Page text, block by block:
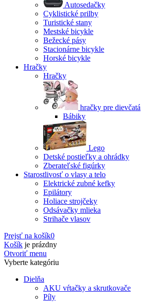
Autosedačky
Cyklistické prilby
Turistické stany
Mestské bicykle
Bežecké pásy
Stacionárne bicykle
Horské bicykle
Hračky
Hračky
hračky pre dievčatá
Bábiky
Lego
Detské postieľky a ohrádky
Zberateľské figúrky
Starostlivosť o vlasy a telo
Elektrické zubné kefky
Epilátory
Holiace strojčeky
Odsávačky mlieka
Strihače vlasov
Prejsť na košík0
Košík je prázdny
Otvoriť menu
Vyberte kategóriu
Dielňa
AKU vŕtačky a skrutkovače
Píly